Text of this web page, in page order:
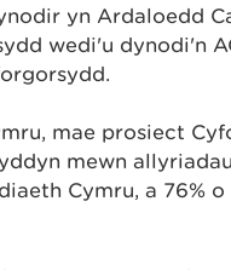
yn Ardaloedd
wedi'u dynodi'n
mae prosiect
mewn
Cymru, a 76% o